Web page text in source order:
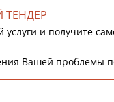
ТЕНДЕР
и получите
Вашей проблемы